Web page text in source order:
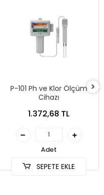
P-101 Ph ve Klor Ölçüm
Cihazı
1.372,68 TL
Adet
SEPETE EKLE